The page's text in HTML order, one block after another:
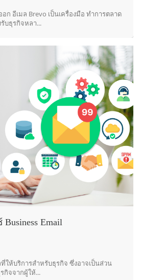
ก อีเมล Brevo เป็นเครื่องมือ ทำการตลาด
บธุรกิจหลา...
Email
ที่ให้บริการสำหรับธุรกิจ ซึ่งอาจเป็นส่วน
กิจจากผู้ให้...